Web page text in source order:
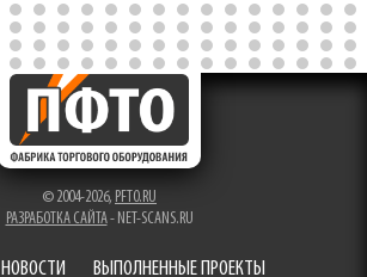
© 2004-2026, PFTO.RU
РАЗРАБОТКА САЙТА- NET-SCANS.RU
НОВОСТИ ВЫПОЛНЕННЫЕ ПРОЕКТЫ